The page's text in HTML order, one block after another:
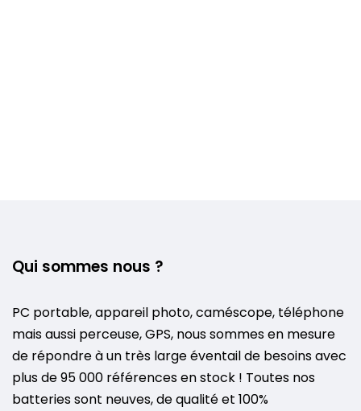
Qui sommes nous ?
PC portable, appareil photo, caméscope, téléphone
mais aussi perceuse, GPS, nous sommes en mesure
de répondre à un très large éventail de besoins avec
plus de 95 000 références en stock ! Toutes nos
batteries sont neuves, de qualité et 100%